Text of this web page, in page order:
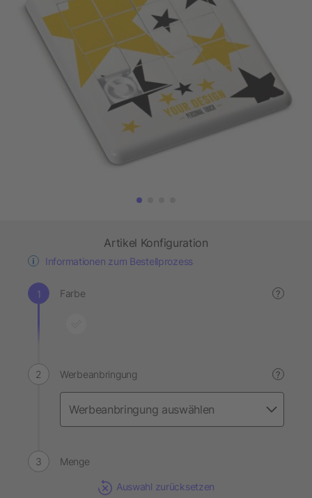
Artikel Konfiguration
Informationen zum Bestellprozess
Farbe ?
Werbeanbringung ?
Menge
Auswahl zurücksetzen